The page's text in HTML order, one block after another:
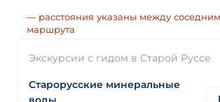
— расстояния указаны между
маршрута
Экскурсии с гидом в Старой Руссе
Старорусские минеральные